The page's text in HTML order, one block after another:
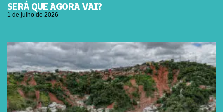
SERÁ QUE AGORA VAI?
1 de julho de 2026